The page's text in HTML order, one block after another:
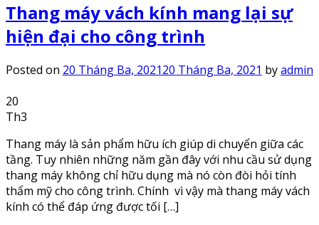
Thang máy vách kính mang lại sự
hiện đại cho công trình
Posted on 20 Tháng Ba, 202120 Tháng Ba, 2021 byadmin
20
Th3
Thang máy là sản phẩm hữu ích giúp di chuyển giữa các
tầng. Tuy nhiên những năm gần đây với nhu cầu sử dụng
thang máy không chỉ hữu dụng mà nó còn đòi hỏi tính
thẩm mỹ cho công trình. Chính vì vậy mà thang máy vách
kính có thể đáp ứng được tối […]